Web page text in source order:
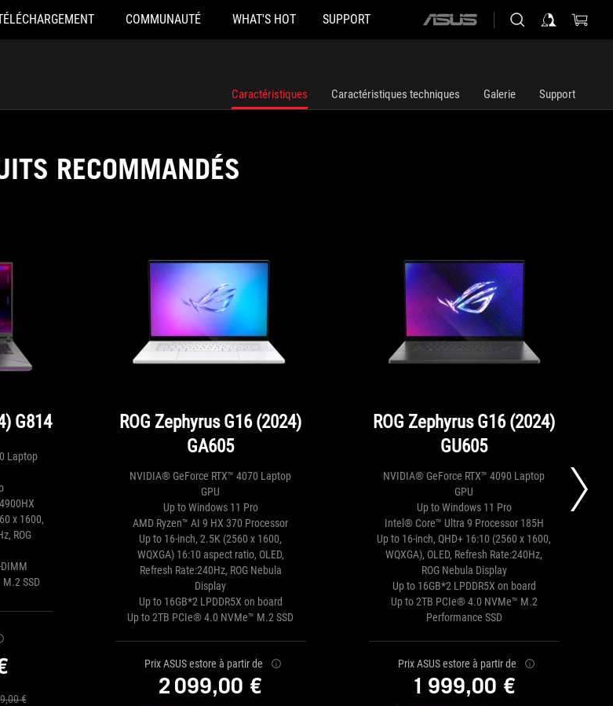
COMMUNAUTÉ WHAT'S HOT SUPPORT
ASUS
Caractéristiques Caractéristiques techniques Galerie Support
RECOMMANDÉS
G814
Laptop
x 1600,
ROG
DIMM
SSD
€
ROG Zephyrus G16 (2024)
GA605
NVIDIA® GeForce RTX™ 4070 Laptop
GPU
Up to Windows 11 Pro
AMD Ryzen™ AI 9 HX 370 Processor
Up to 16-inch, 2.5K (2560 x 1600,
WQXGA) 16:10 aspect ratio, OLED,
Refresh Rate:240Hz, ROG Nebula
Display
Up to 16GB*2 LPDDR5X on board
Up to 2TB PCIe® 4.0 NVMe™ M.2 SSD
Prix ASUS estore à partir de
2 099,00 €
ROG Zephyrus G16 (2024)
GU605
NVIDIA® GeForce RTX™ 4090 Laptop
GPU
Up to Windows 11 Pro
Intel® Core™ Ultra 9 Processor 185H
Up to 16-inch, QHD+ 16:10 (2560 x 1600,
WQXGA), OLED, Refresh Rate:240Hz,
ROG Nebula Display
Up to 16GB*2 LPDDR5X on board
Up to 2TB PCIe® 4.0 NVMe™ M.2
Performance SSD
Prix ASUS estore à partir de
1 999,00 €